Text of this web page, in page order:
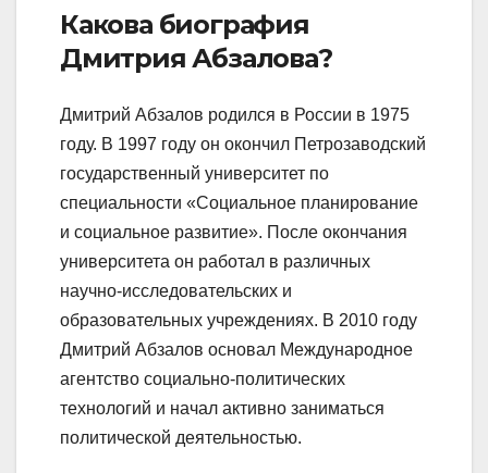
Какова биография
Дмитрия Абзалова?
Дмитрий Абзалов родился в России в 1975
году. В 1997 году он окончил Петрозаводский
государственный университет по
специальности «Социальное планирование
и социальное развитие». После окончания
университета он работал в различных
научно-исследовательских и
образовательных учреждениях. В 2010 году
Дмитрий Абзалов основал Международное
агентство социально-политических
технологий и начал активно заниматься
политической деятельностью.